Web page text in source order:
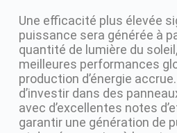
Une efficacité plus élevée
puissance sera générée à
quantité de lumière du
meilleures performances
production d’énergie
d’investir dans des
avec d’excellentes notes
garantir une génération de